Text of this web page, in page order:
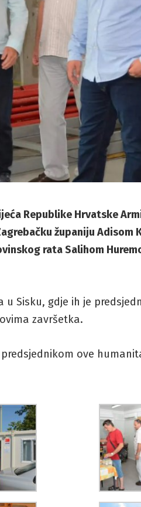
Republike Hrvatske
županiju Adisom
rata Salihom
Sisku, gdje ih je
završetka.
ove